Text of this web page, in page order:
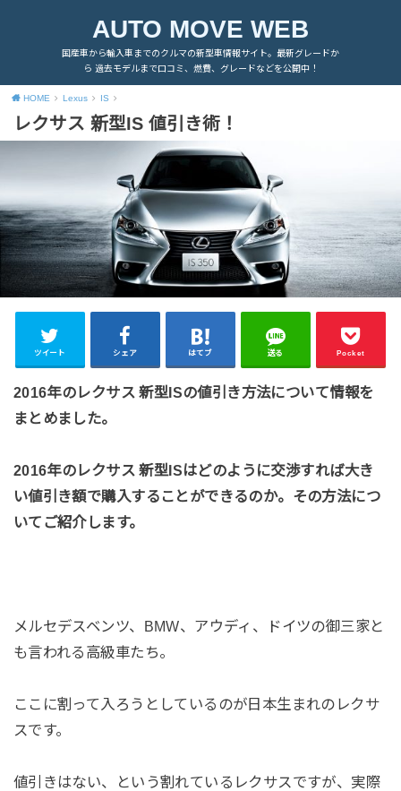
AUTO MOVE WEB
国産車から輸入車までのクルマの新型車情報サイト。最新グレードか
ら 過去モデルまで口コミ、燃費、グレードなどを公開中！
HOME Lexus IS
レクサス 新型IS 値引き術！
ツイート シェア はてブ 送る Pocket
2016年のレクサス 新型ISの値引き方法について情報を
まとめました。
2016年のレクサス 新型ISはどのように交渉すれば大き
い値引き額で購入することができるのか。その方法につ
いてご紹介します。
メルセデスベンツ、BMW、アウディ、ドイツの御三家と
も言われる高級車たち。
ここに割って入ろうとしているのが日本生まれのレクサ
スです。
値引きはない、という割れているレクサスですが、実際